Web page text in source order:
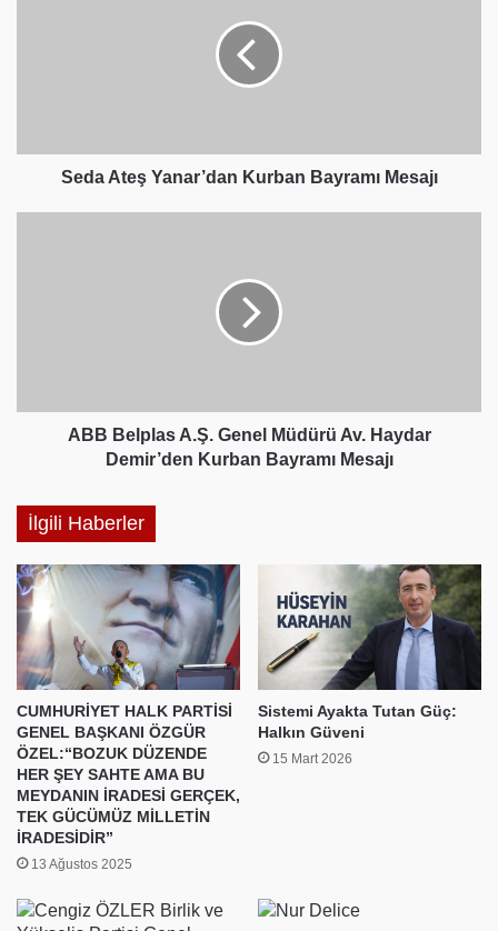
Seda Ateş Yanar’dan Kurban Bayramı Mesajı
Kurban
BayramıABB Belplas A.Ş. Genel Müdürü Av. Haydar
Demir’den Kurban Bayramı Mesajı
İlgili Haberler
CUMHURİYET HALK PARTİSİ
GENEL BAŞKANI ÖZGÜR
ÖZEL:“BOZUK DÜZENDE
HER ŞEY SAHTE AMA BU
MEYDANIN İRADESİ GERÇEK,
TEK GÜCÜMÜZ MİLLETİN
İRADESİDİR”
13 Ağustos 2025
Sistemi Ayakta Tutan Güç:
Halkın Güveni
15 Mart 2026